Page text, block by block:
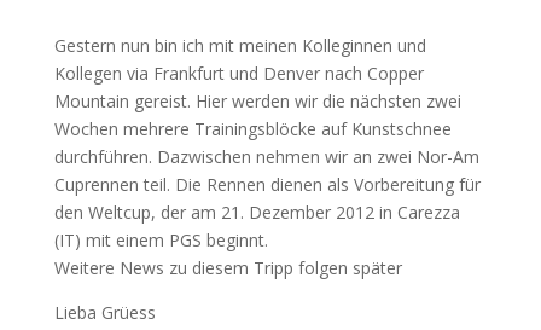
Gestern nun bin ich mit meinen Kolleginnen und
Kollegen via Frankfurt und Denver nach Copper
Mountain gereist. Hier werden wir die nächsten zwei
Wochen mehrere Trainingsblöcke auf Kunstschnee
durchführen. Dazwischen nehmen wir an zwei Nor-Am
Cuprennen teil. Die Rennen dienen als Vorbereitung für
den Weltcup, der am 21. Dezember 2012 in Carezza
(IT) mit einem PGS beginnt.
Weitere News zu diesem Tripp folgen später
Lieba Grüess